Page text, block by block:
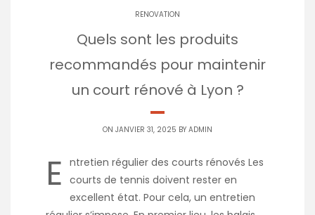
RENOVATION
Quels sont les produits
recommandés pour maintenir
un court rénové à Lyon ?
ON JANVIER 31, 2025 BY ADMIN
E ntretien régulier des courts rénovés Les
courts de tennis doivent rester en
excellent état. Pour cela, un entretien